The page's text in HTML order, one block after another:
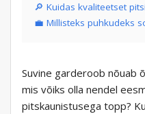
🔎 Kuidas kvaliteetset
💼 Millisteks puhkudeks
Suvine garderoob nõuab
mis võiks olla nendel
pitskaunistusega topp?